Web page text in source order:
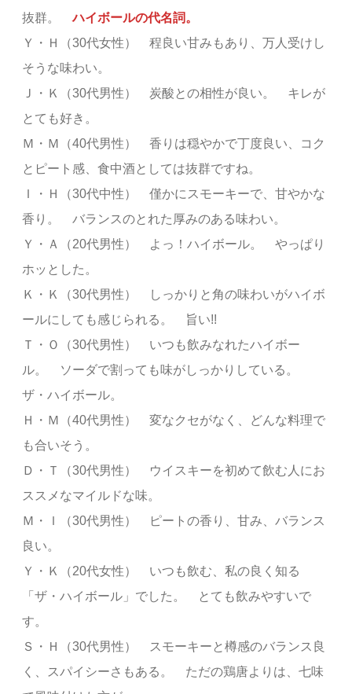
抜群。ハイボールの代名詞。
Ｙ・Ｈ（30代女性） 程良い甘みもあり、万人受けし
そうな味わい。
Ｊ・Ｋ（30代男性） 炭酸との相性が良い。 キレが
とても好き。
Ｍ・Ｍ（40代男性） 香りは穏やかで丁度良い、コク
とピート感、食中酒としては抜群ですね。
Ｉ・Ｈ（30代中性） 僅かにスモーキーで、甘やかな
香り。 バランスのとれた厚みのある味わい。
Ｙ・Ａ（20代男性） よっ！ハイボール。 やっぱり
ホッとした。
Ｋ・Ｋ（30代男性） しっかりと角の味わいがハイボ
ールにしても感じられる。 旨い!!
Ｔ・Ｏ（30代男性） いつも飲みなれたハイボー
ル。 ソーダで割っても味がしっかりしている。
ザ・ハイボール。
Ｈ・Ｍ（40代男性） 変なクセがなく、どんな料理で
も合いそう。
Ｄ・Ｔ（30代男性） ウイスキーを初めて飲む人にお
ススメなマイルドな味。
Ｍ・Ｉ（30代男性） ピートの香り、甘み、バランス
良い。
Ｙ・Ｋ（20代女性） いつも飲む、私の良く知る
「ザ・ハイボール」でした。 とても飲みやすいで
す。
Ｓ・Ｈ（30代男性） スモーキーと樽感のバランス良
く、スパイシーさもある。 ただの鶏唐よりは、七味